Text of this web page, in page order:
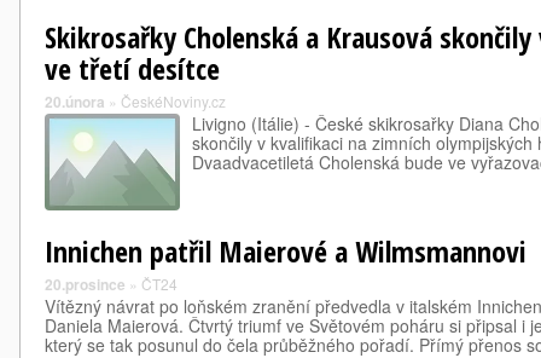
Skikrosařky Cholenská a Krausová
ve třetí desítce
20.února » ČeskéNoviny.cz
Livigno (Itálie) - České skikrosařky Diana
skončily v kvalifikaci na zimních
Dvaadvacetiletá Cholenská bude ve
Innichen patřil Maierové a Wilmsmannovi
20.prosince » ČT24
Vítězný návrat po loňském zranění předvedla v italském
Daniela Maierová. Čtvrtý triumf ve Světovém poháru si připsal i
který se tak posunul do čela průběžného pořadí. Přímý přenos